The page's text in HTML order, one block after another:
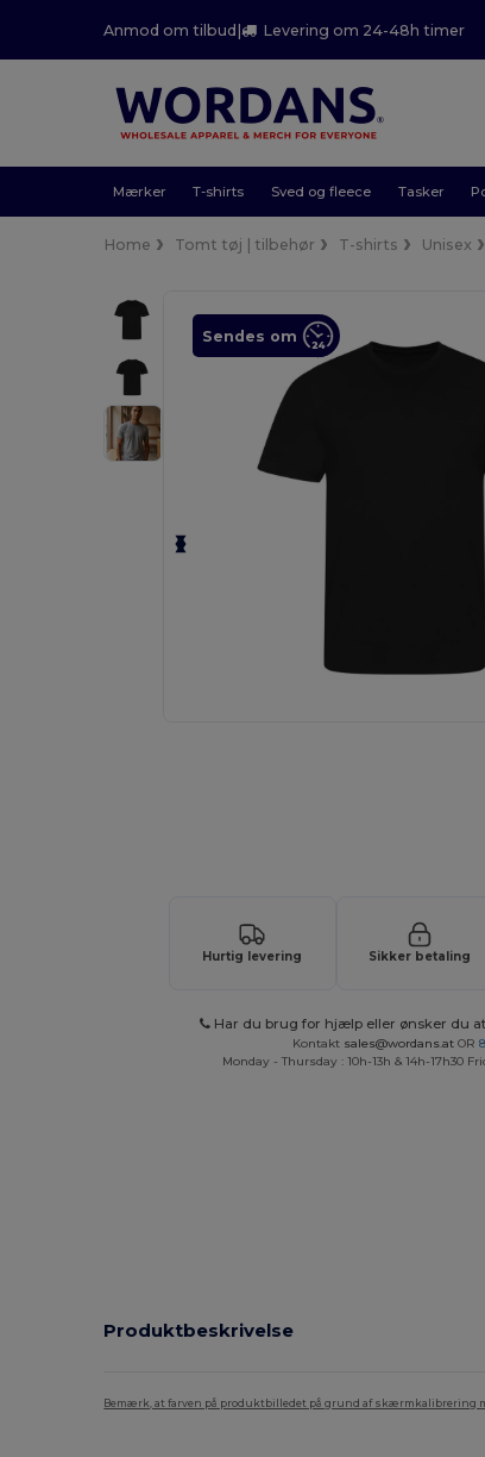
Anmod om tilbud| Levering om 24-48h timer
Mærker T-shirts Sved og fleece Tasker
Home Tomt tøj | tilbehør T-shirts Unisex
Sendes om
Hurtig levering Sikker betaling
Har du brug for hjælp eller ønsker du
Kontakt sales@wordans.at OR
Monday - Thursday : 10h-13h & 14h-17h30
Produktbeskrivelse
Bemærk, at farven på produktbilledet på grund af